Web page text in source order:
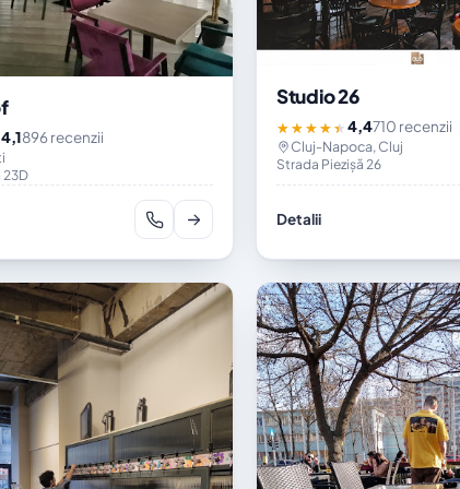
4,1896 recenzii
23D
Studio 26
★★★★★4,4710 recenzii
Cluj-Napoca, Cluj
Strada Piezișă 26
Detalii